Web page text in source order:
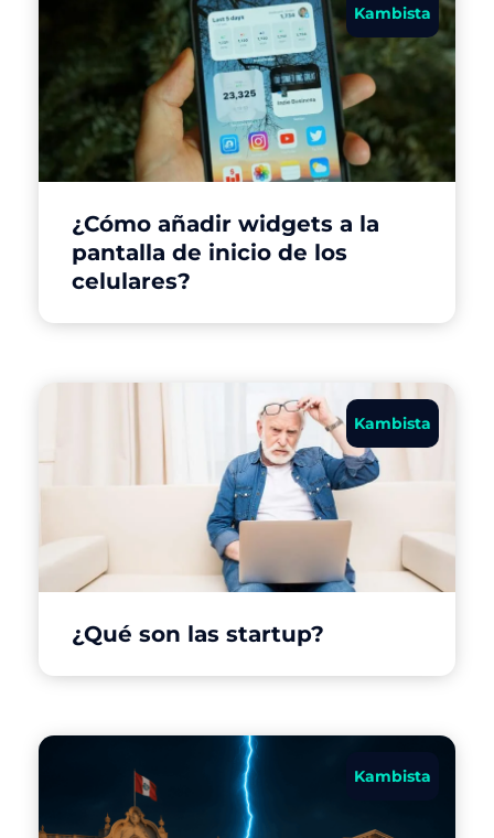
Kambista
¿Cómo añadir widgets a la
pantalla de inicio de los
celulares?
Kambista
¿Qué son las startup?
Kambista